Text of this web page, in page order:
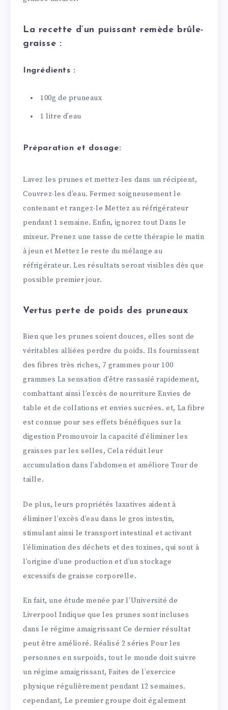
La recette d’un puissant remède brûle-
graisse :
Ingrédients :
100g de pruneaux
1 litre d’eau
Préparation et dosage:
Lavez les prunes et mettez-les dans un récipient,
Couvrez-les d’eau. Fermez soigneusement le
contenant et rangez-le Mettez au réfrigérateur
pendant 1 semaine. Enfin, ignorez tout Dans le
mixeur. Prenez une tasse de cette thérapie le matin
à jeun et Mettez le reste du mélange au
réfrigérateur. Les résultats seront visibles dès que
possible premier jour.
Vertus perte de poids des pruneaux
Bien que les prunes soient douces, elles sont de
véritables alliées perdre du poids. Ils fournissent
des fibres très riches, 7 grammes pour 100
grammes La sensation d’être rassasié rapidement,
combattant ainsi l’excès de nourriture Envies de
table et de collations et envies sucrées. et, La fibre
est connue pour ses effets bénéfiques sur la
digestion Promouvoir la capacité d’éliminer les
graisses par les selles, Cela réduit leur
accumulation dans l’abdomen et améliore Tour de
taille.
De plus, leurs propriétés laxatives aident à
éliminer l’excès d’eau dans le gros intestin,
stimulant ainsi le transport intestinal et activant
l’élimination des déchets et des toxines, qui sont à
l’origine d’une production et d’un stockage
excessifs de graisse corporelle.
En fait, une étude menée par l’Université de
Liverpool Indique que les prunes sont incluses
dans le régime amaigrissant Ce dernier résultat
peut être amélioré. Réalisé 2 séries Pour les
personnes en surpoids, tout le monde doit suivre
un régime amaigrissant, Faites de l’exercice
physique régulièrement pendant 12 semaines.
cependant, Le premier groupe doit également